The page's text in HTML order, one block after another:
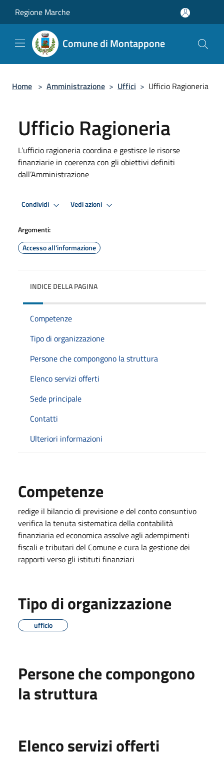
Regione Marche
Comune di Montappone
Home > Amministrazione > Uffici > Ufficio Ragioneria
Ufficio Ragioneria
L’ufficio ragioneria coordina e gestisce le risorse
finanziarie in coerenza con gli obiettivi definiti
dall’Amministrazione
Condividi Vedi azioni
Argomenti:
Accesso all'informazione
INDICE DELLA PAGINA
Competenze
Tipo di organizzazione
Persone che compongono la struttura
Elenco servizi offerti
Sede principale
Contatti
Ulteriori informazioni
Competenze
redige il bilancio di previsione e del conto consuntivo
verifica la tenuta sistematica della contabilità
finanziaria ed economica assolve agli adempimenti
fiscali e tributari del Comune e cura la gestione dei
rapporti verso gli istituti finanziari
Tipo di organizzazione
ufficio
Persone che compongono
la struttura
Elenco servizi offerti